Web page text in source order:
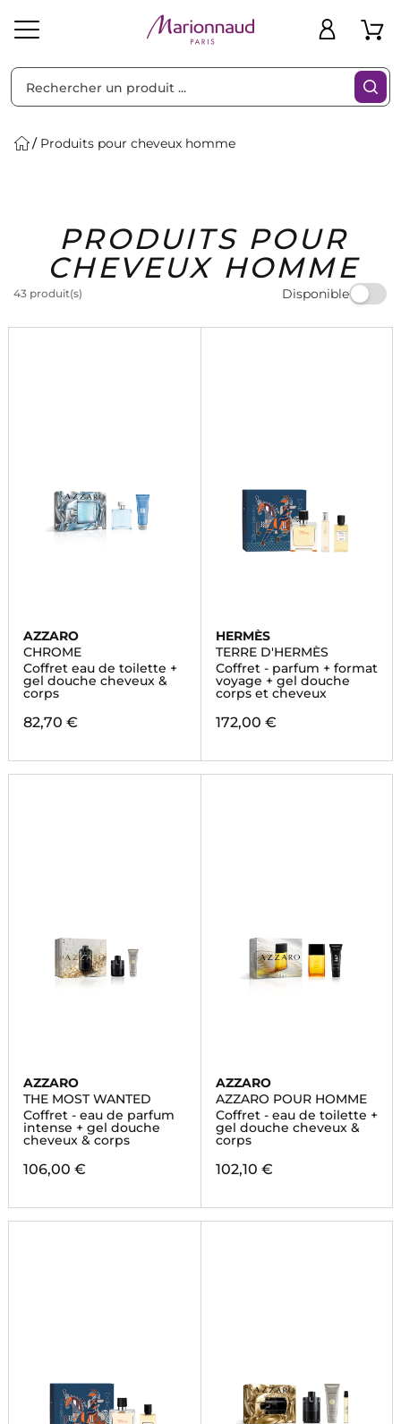
Solaire Homme Marques Idées
Cadeaux
Bons
Plans
Produits pour cheveux homme
PRODUITS POUR
CHEVEUX HOMME
43 produit(s) Disponible
Filtres
AZZARO
CHROME
Coffret eau de toilette +
gel douche cheveux &
corps
82,70 €
HERMÈS
TERRE D'HERMÈS
Coffret - parfum + format
voyage + gel douche
corps et cheveux
172,00 €
AZZARO
THE MOST WANTED
Coffret - eau de parfum
intense + gel douche
cheveux & corps
106,00 €
AZZARO
AZZARO POUR HOMME
Coffret - eau de toilette +
gel douche cheveux &
corps
102,10 €